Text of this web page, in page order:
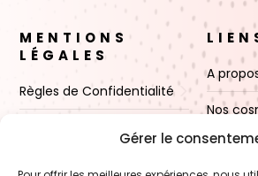
Gérer le
MENTIONS
LÉGALES
Règles de Confidentialité
A
Nos
Nos